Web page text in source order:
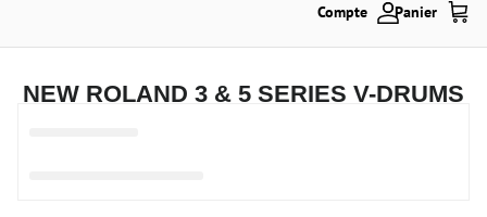
Compte Panier
NEW ROLAND 3 & 5 SERIES V-DRUMS